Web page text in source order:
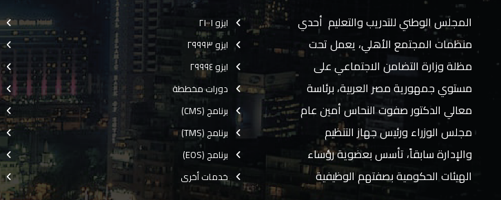
المجلس الوطني للتدريب والتعليم أحدي
منظمات المجتمع الأهلي، يعمل تحت
مظلة وزارة التضامن الاجتماعي على
مستوي جمهورية مصر العربية، برئاسة
معالي الدكتور صفوت النحاس أمين عام
مجلس الوزراء ورئيس جهاز التنظيم
والإدارة سابقاً، تأسس بعضوية رؤساء
الهيئات الحكومية بصفتهم الوظيفية
ايزو ٢١٠٠١
ايزو ٢٩٩٩٣
ايزو ٢٩٩٩٤
دورات مخططة
برنامج (CMS)
برنامج (TMS)
برنامج (EOS)
خدمات أخرى